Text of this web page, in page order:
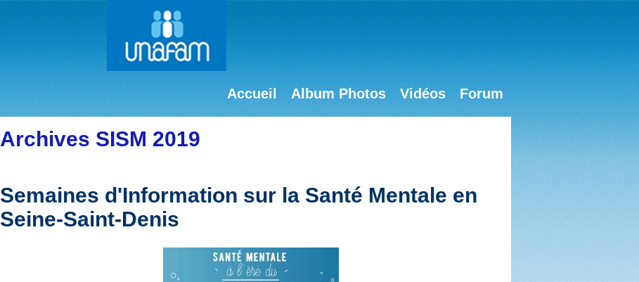
Accueil Album Photos Vidéos Forum
Archives SISM 2019
Semaines d'Information sur la Santé Mentale en
Seine-Saint-Denis